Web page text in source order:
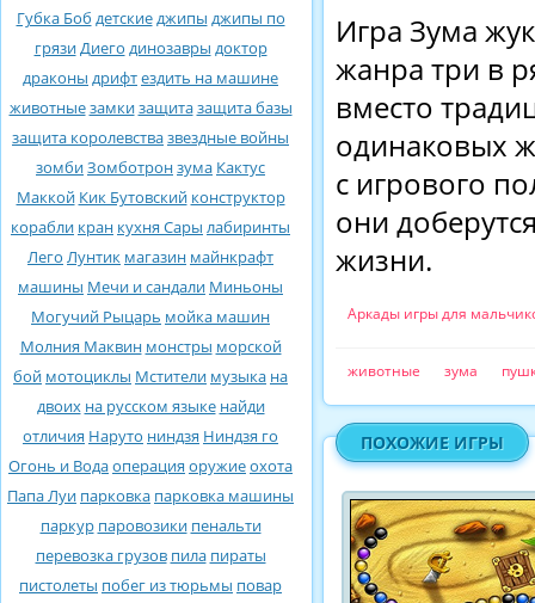
Губка Боб детскиеджипы джипы по
грязиДиего динозавры доктор
драконы дрифтездить на машине
животныезамкизащитазащита базы
защита королевствазвездные войны
зомбиЗомботронзума Кактус
Маккой Кик Бутовский конструктор
корабли кран кухня Сары лабиринты
Лего Лунтик магазин майнкрафт
машины Мечи и сандали Миньоны
Могучий Рыцарь мойка машин
Молния Маквин монстры морской
бой мотоциклы Мстители музыка на
двоих на русском языке найди
отличия Наруто ниндзя Ниндзя го
Огонь и Водаоперация оружиеохота
Папа Луи парковка парковка машины
паркур паровозики пенальти
перевозка грузов пила пираты
пистолеты побег из тюрьмы повар
Игра Зума
жанра три в
вместо
одинаковых
с игрового
они
жизни.
Аркады игры для
животные зума
ПОХОЖИЕ ИГРЫ